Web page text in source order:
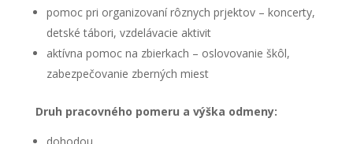
pomoc pri organizovaní rôznych prjektov – koncerty,
detské tábori, vzdelávacie aktivit
aktívna pomoc na zbierkach – oslovovanie škôl,
zabezpečovanie zberných miest
Druh pracovného pomeru a výška odmeny: